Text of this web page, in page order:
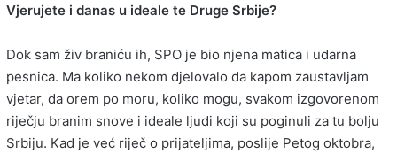
Vjerujete i danas u ideale te Druge Srbije?
Dok sam živ braniću ih, SPO je bio njena matica i udarna
pesnica. Ma koliko nekom djelovalo da kapom zaustavljam
vjetar, da orem po moru, koliko mogu, svakom izgovorenom
riječju branim snove i ideale ljudi koji su poginuli za tu bolju
Srbiju. Kad je već riječ o prijateljima, poslije Petog oktobra,